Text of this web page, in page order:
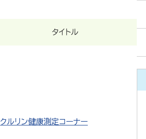
タイトル
クルリン健康測定コーナー